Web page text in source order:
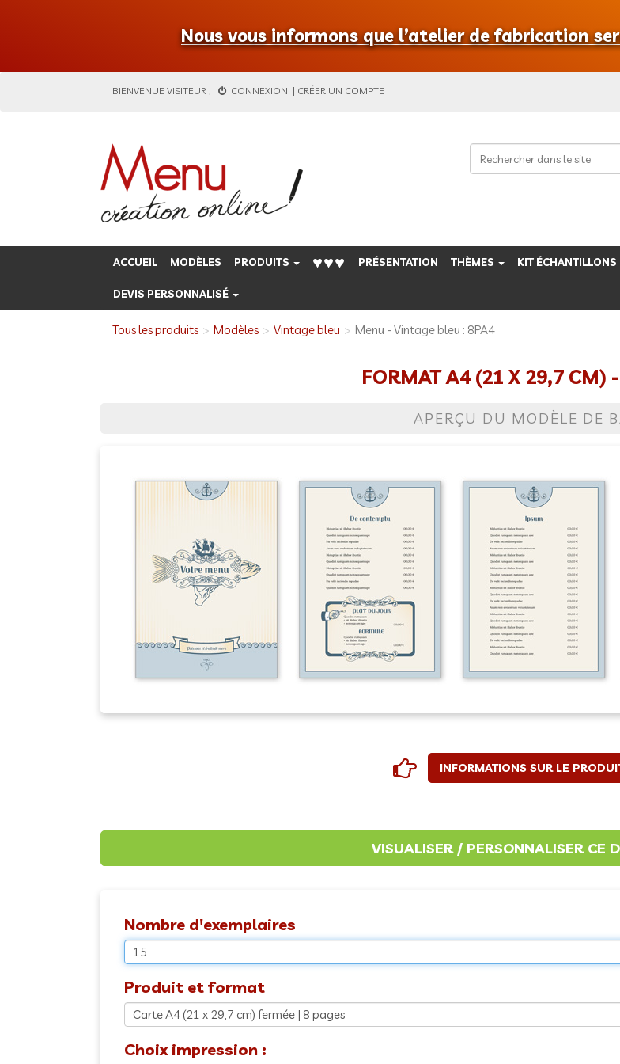
Nous vous informons que l’atelier de fabrication
BIENVENUE VISITEUR , CONNEXION | CRÉER UN COMPTE
ACCUEIL MODÈLES PRODUITS ♥♥♥ PRÉSENTATION THÈMES KIT ÉCHANTILLONS
DEVIS PERSONNALISÉ
Tous les produits Modèles Vintage bleu Menu - Vintage bleu : 8PA4
FORMAT A4 (21 X 29,7 CM)
APERÇU DU MODÈLE DE
INFORMATIONS SUR LE
Nombre d'exemplaires
Produit et format
Choix impression :